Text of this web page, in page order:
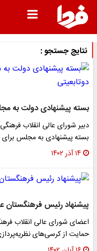
نتایج جستجو :
بسته پیشنهادی دولت به
دبیر شورای عالی انقلاب
بسته پیشنهادی به مجلس
۱۴ آذر ۱۴۰۲
پیشنهاد رئیس
اعضای شورای عالی انقلاب
حمایت از کرسی‌های